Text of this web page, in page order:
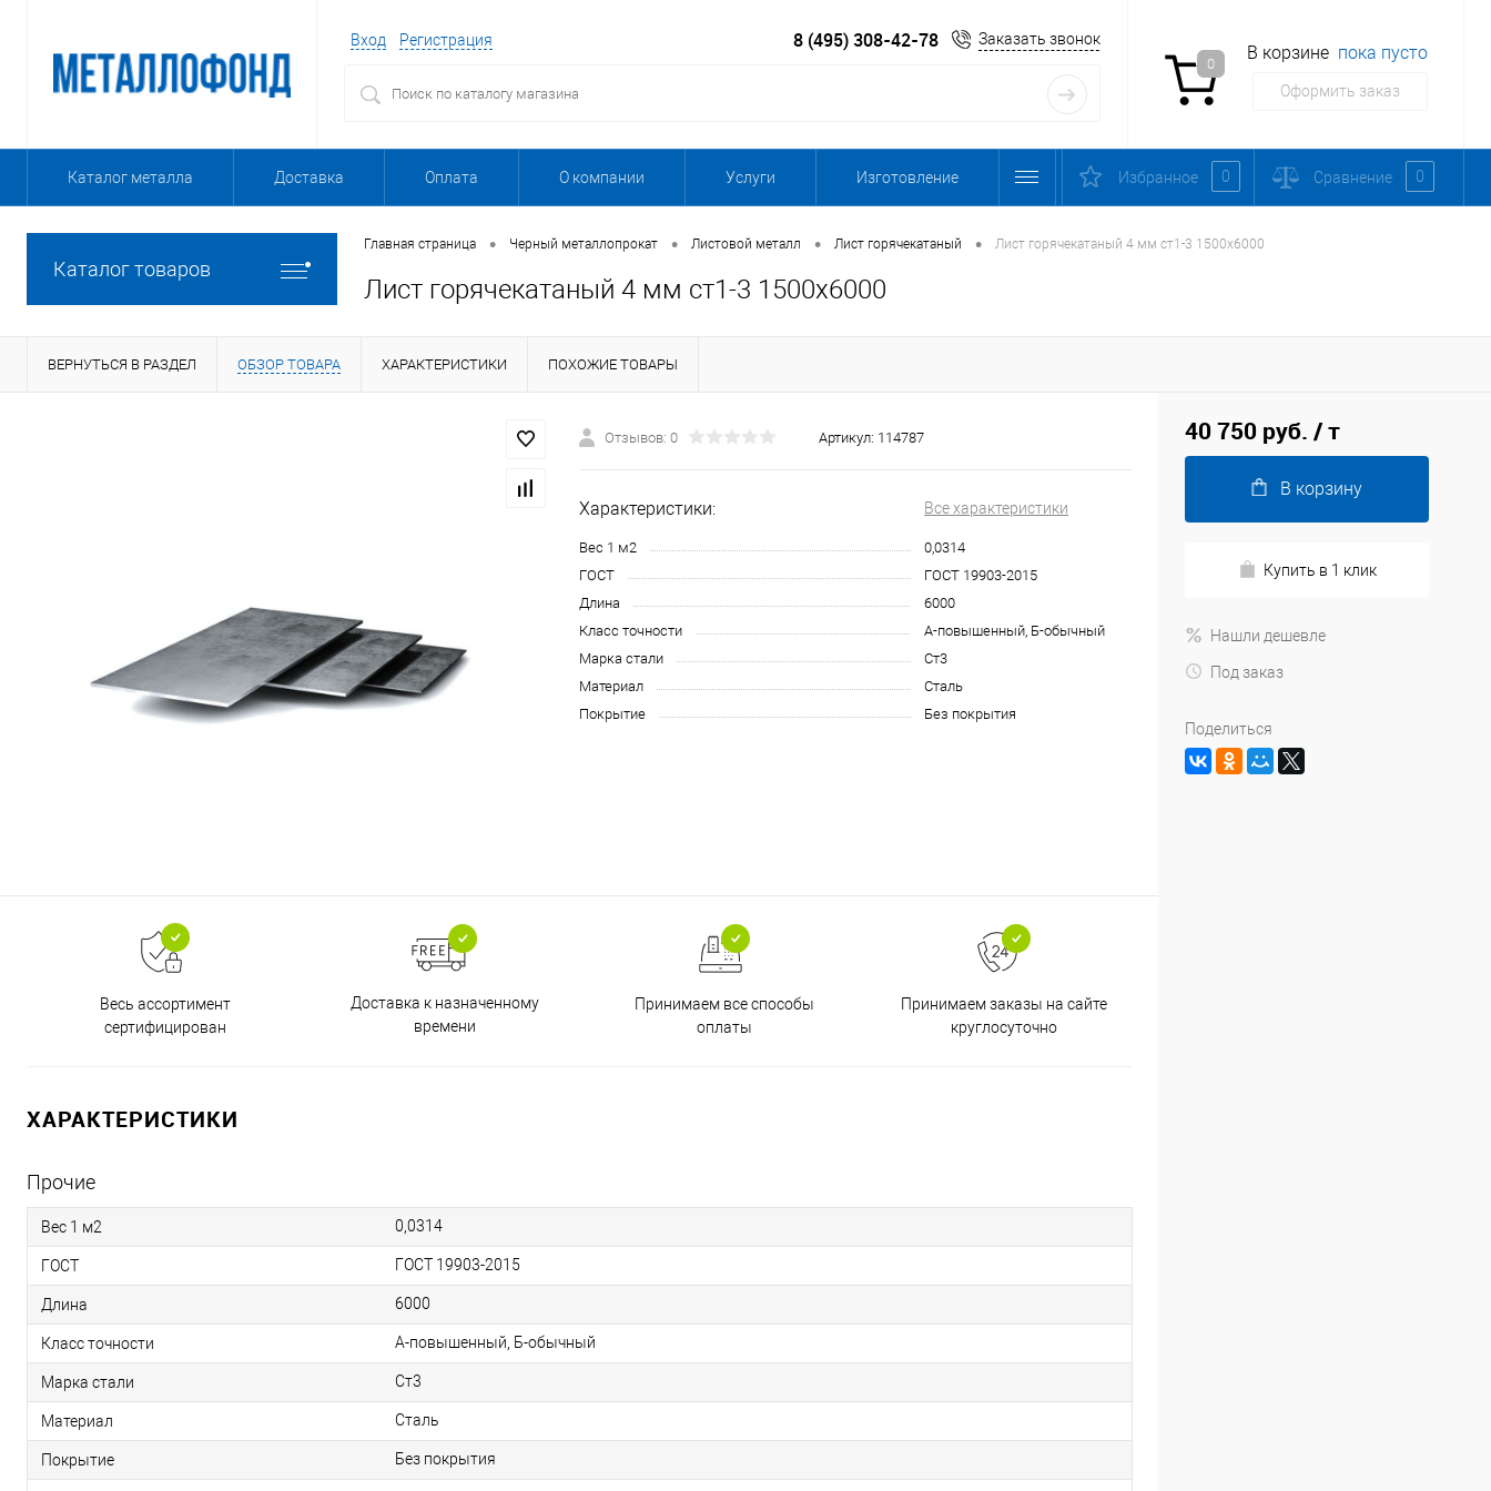
Вход Регистрация 8 (495) 308-42-78 Заказать звонок
0
В корзине пока пусто
Оформить заказ
Каталог металла Доставка Оплата О компании Услуги Изготовление Избранное 0 Сравнение 0
Каталог товаров
Главная страница • Черный металлопрокат • Листовой металл • Лист горячекатаный • Лист горячекатаный 4 мм ст1-3 1500х6000
Лист горячекатаный 4 мм ст1-3 1500х6000
ВЕРНУТЬСЯ В РАЗДЕЛ ОБЗОР ТОВАРА ХАРАКТЕРИСТИКИ ПОХОЖИЕ ТОВАРЫ
Отзывов: 0 Артикул: 114787
Характеристики: Все характеристики
Вес 1 м2
0,0314
ГОСТ
ГОСТ 19903-2015
Длина
6000
Класс точности
А-повышенный, Б-обычный
Марка стали
Ст3
Материал
Сталь
Покрытие
Без покрытия
Весь ассортимент
сертифицирован
Доставка к назначенному
времени
Принимаем все способы
оплаты
Принимаем заказы на сайте
круглосуточно
ХАРАКТЕРИСТИКИ
Прочие
Вес 1 м2 0,0314
ГОСТ ГОСТ 19903-2015
Длина 6000
Класс точности А-повышенный, Б-обычный
Марка стали Ст3
Материал Сталь
Покрытие Без покрытия
40 750 руб. / т
В корзину
Купить в 1 клик
Нашли дешевле
Под заказ
Поделиться